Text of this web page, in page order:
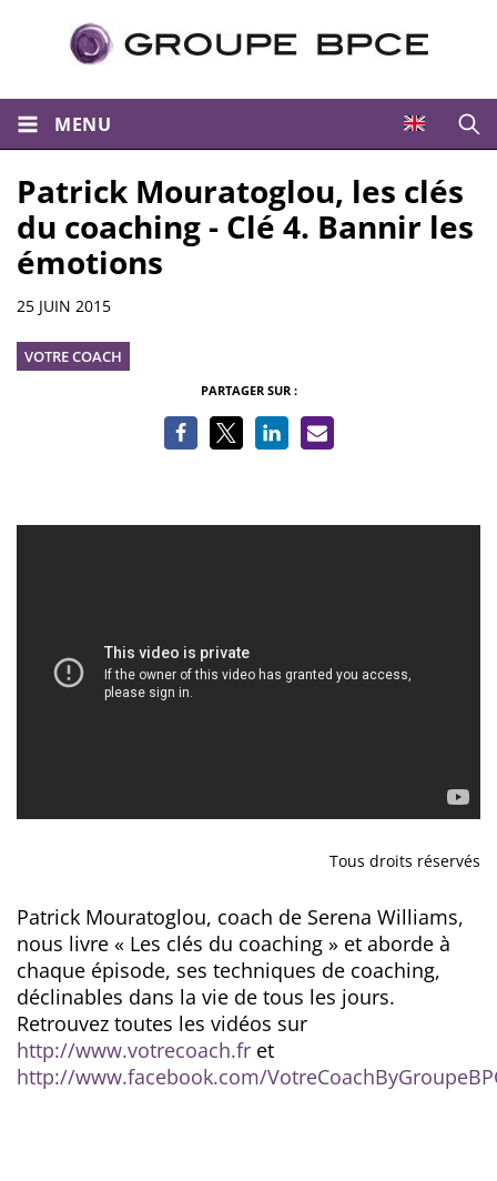
MENU
Patrick Mouratoglou, les clés
du coaching - Clé 4. Bannir les
émotions
Informations
25 JUIN 2015
VOTRE COACH
PARTAGER SUR :
Tous droits réservés
Patrick Mouratoglou, coach de Serena Williams,
nous livre « Les clés du coaching » et aborde à
chaque épisode, ses techniques de coaching,
déclinables dans la vie de tous les jours.
Retrouvez toutes les vidéos sur
http://www.votrecoach.fr et
http://www.facebook.com/